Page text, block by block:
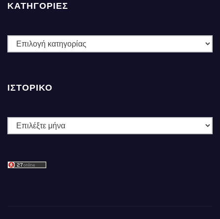
ΚΑΤΗΓΟΡΙΕΣ
ΚΑΤΗΓΟΡΙΕΣ
ΙΣΤΟΡΙΚΌ
Ιστορικό